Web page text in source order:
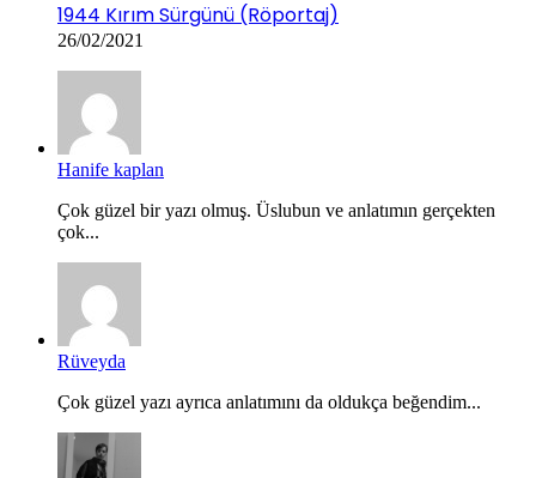
1944 Kırım Sürgünü (Röportaj)
26/02/2021
Hanife kaplan
Çok güzel bir yazı olmuş. Üslubun ve anlatımın gerçekten
çok...
Rüveyda
Çok güzel yazı ayrıca anlatımını da oldukça beğendim...